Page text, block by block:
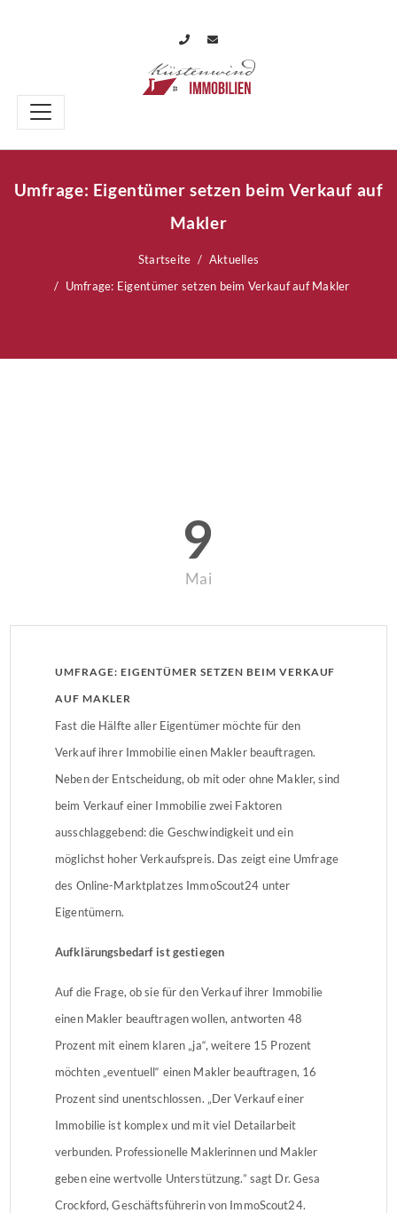
Umfrage: Eigentümer setzen beim Verkauf auf
Makler
Startseite
Aktuelles
Umfrage: Eigentümer setzen beim Verkauf auf Makler
9
Mai
UMFRAGE: EIGENTÜMER SETZEN BEIM VERKAUF
AUF MAKLER
Fast die Hälfte aller Eigentümer möchte für den
Verkauf ihrer Immobilie einen Makler beauftragen.
Neben der Entscheidung, ob mit oder ohne Makler, sind
beim Verkauf einer Immobilie zwei Faktoren
ausschlaggebend: die Geschwindigkeit und ein
möglichst hoher Verkaufspreis. Das zeigt eine Umfrage
des Online-Marktplatzes ImmoScout24 unter
Eigentümern.
Aufklärungsbedarf ist gestiegen
Auf die Frage, ob sie für den Verkauf ihrer Immobilie
einen Makler beauftragen wollen, antworten 48
Prozent mit einem klaren „ja“, weitere 15 Prozent
möchten „eventuell“ einen Makler beauftragen, 16
Prozent sind unentschlossen. „Der Verkauf einer
Immobilie ist komplex und mit viel Detailarbeit
verbunden. Professionelle Maklerinnen und Makler
geben eine wertvolle Unterstützung.” sagt Dr. Gesa
Crockford, Geschäftsführerin von ImmoScout24.